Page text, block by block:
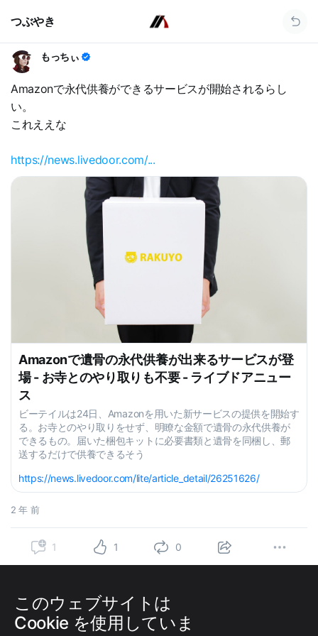
つぶやき
もっちぃ
Amazonで永代供養ができるサービスが開始されるらし
い。
これええな
https://news.livedoor.com/...
Amazonで遺骨の永代供養が出来るサービスが登
場 - お寺とのやり取りも不要 - ライブドアニュー
ス
ビーテイルは24日、Amazonを用いた新サービスの提供を開始す
る。お寺とのやり取りをせず、明瞭な金額で遺骨の永代供養が
できるもの。届いた梱包キットに必要書類と遺骨を同梱し、郵
送するだけで供養できるそう
https://news.livedoor.com/lite/article_detail/26251626/
2 年 前
1 1 0
もっちぃ
もっちぃのつぶやき への返信
このウェブサイトは
Cookie を使用していま